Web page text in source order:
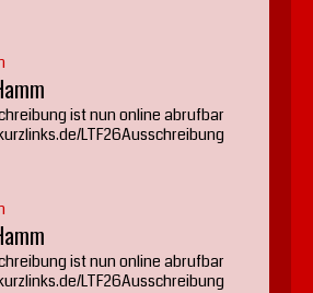
ist nun online abrufbar
LTF26Ausschreibung
ist nun online abrufbar
LTF26Ausschreibung